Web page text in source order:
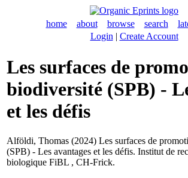
home about browse search
Login | Create Account
Les surfaces de
biodiversité (SPB) -
et les défis
Alföldi, Thomas (2024) Les surfaces de
(SPB) - Les avantages et les défis. Institut de
biologique FiBL , CH-Frick.